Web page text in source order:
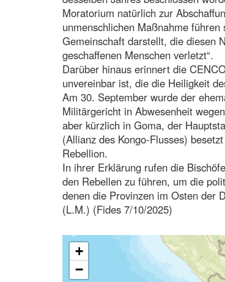
Moratorium natürlich zur
unmenschlichen Maßnahme
Gemeinschaft darstellt, die diesen
geschaffenen Menschen verletzt“.
Darüber hinaus erinnert die
unvereinbar ist, die die Heiligkeit
Am 30. September wurde der
Militärgericht in Abwesenheit
aber kürzlich in Goma, der
(Allianz des Kongo-Flusses)
Rebellion.
In ihrer Erklärung rufen die
den Rebellen zu führen, um die
denen die Provinzen im Osten der
(L.M.) (Fides 7/10/2025)
+
−